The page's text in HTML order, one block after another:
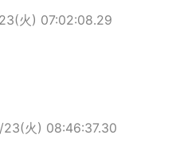
火) 07:02:08.29
火) 08:46:37.30